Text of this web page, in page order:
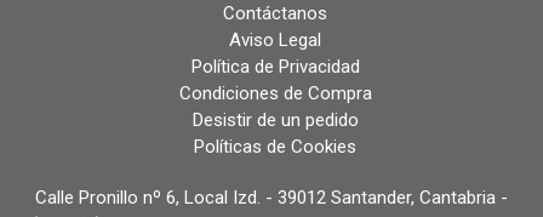
Contáctanos
Aviso Legal
Política de Privacidad
Condiciones de Compra
Desistir de un pedido
Políticas de Cookies
Calle Pronillo nº 6, Local Izd. - 39012 Santander, Cantabria -